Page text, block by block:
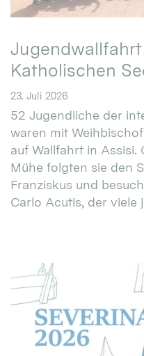
Katholischen
23. Juli 2026
52 Jugendliche der
waren mit
auf Wallfahrt in
Mühe folgten sie den
Franziskus und
Carlo Acutis, der viele